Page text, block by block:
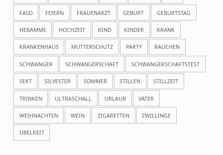
FASD FEIERN FRAUENARZT GEBURT GEBURTSTAG
HEBAMME HOCHZEIT KIND KINDER KRANK
KRANKENHAUS MUTTERSCHUTZ PARTY RAUCHEN
SCHWANGER SCHWANGERSCHAFT SCHWANGERSCHAFTSTEST
SEKT SILVESTER SOMMER STILLEN STILLZEIT
TRINKEN ULTRASCHALL URLAUB VÄTER
WEIHNACHTEN WEIN ZIGARETTEN ZWILLINGE
ÜBELKEIT